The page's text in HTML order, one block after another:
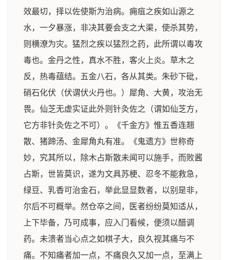
效最切，择以佐使斯为治病。痈疽之疾如山源之
水，一夕暴涨，非决其要会支之大渠，使杀其势，
则横潦为灾。猛烈之疾以猛烈之药，此所谓以毒攻
毒也。金丹之性，真水不胜，客火上炎。草木之
反，热毒蕴结。五金八石，各从其类。朱砂下砒，
硝石化伏（伏谓伏火丹也。）犀角、大黄，攻治无
畏。仙芝无虚实证此外则针灸佐之（谓如仙芝方，
它方非针灸佐之不可）。《千金方》惟五香连翘
散、猪蹄汤、金犀角丸有准。《鬼遗方》世称奇
妙，究其所以，除木占斯散未闻可以施手，而败酱
占斯，世皆莫识，遂为文具苏梗、忍冬不能救急，
绿豆、乳香可治金石，举此显显数者，以别是非，
尔后不可概举。然仓卒之间，医者纷纷莫知适从，
上下毕备，乃可成事，应入门看候，便须以醋调
药。未溃者当心点之如棋子大，良久视其痛与不
痛。不知痛者加一点，不痛良久又加一点，至满上